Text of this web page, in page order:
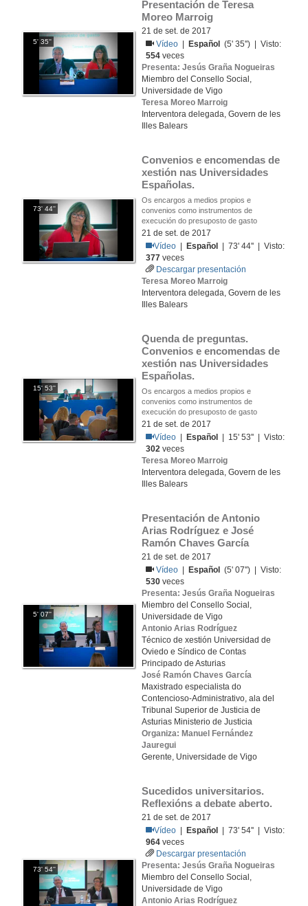
5' 35''
Presentación de Teresa
Moreo Marroig
21 de set. de 2017
Vídeo
Español
(5' 35'') | Visto:
554 veces
Presenta: Jesús Graña Nogueiras
Miembro del Consello Social,
Universidade de Vigo
Teresa Moreo Marroig
Interventora delegada, Govern de les
Illes Balears
73' 44''
Convenios e encomendas de
xestión nas Universidades
Españolas.
Os encargos a medios propios e
convenios como instrumentos de
execución do presuposto de gasto
21 de set. de 2017
Vídeo
Español
| 73' 44'' | Visto:
377 veces
Descargar presentación
Teresa Moreo Marroig
Interventora delegada, Govern de les
Illes Balears
15' 53''
Quenda de preguntas.
Convenios e encomendas de
xestión nas Universidades
Españolas.
Os encargos a medios propios e
convenios como instrumentos de
execución do presuposto de gasto
21 de set. de 2017
Vídeo
Español
| 15' 53'' | Visto:
302 veces
Teresa Moreo Marroig
Interventora delegada, Govern de les
Illes Balears
5' 07''
Presentación de Antonio
Arias Rodríguez e José
Ramón Chaves García
21 de set. de 2017
Vídeo
Español
(5' 07'') | Visto:
530 veces
Presenta: Jesús Graña Nogueiras
Miembro del Consello Social,
Universidade de Vigo
Antonio Arias Rodríguez
Técnico de xestión Universidad de
Oviedo e Síndico de Contas
Principado de Asturias
José Ramón Chaves García
Maxistrado especialista do
Contencioso-Administrativo, ala del
Tribunal Superior de Justicia de
Asturias Ministerio de Justicia
Organiza: Manuel Fernández
Jauregui
Gerente, Universidade de Vigo
73' 54''
Sucedidos universitarios.
Reflexións a debate aberto.
21 de set. de 2017
Vídeo
Español
| 73' 54'' | Visto:
964 veces
Descargar presentación
Presenta: Jesús Graña Nogueiras
Miembro del Consello Social,
Universidade de Vigo
Antonio Arias Rodríguez